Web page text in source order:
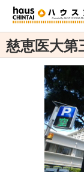
慈恵医大第